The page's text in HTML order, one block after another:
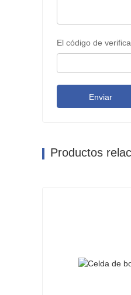
El código de
Enviar
Productos